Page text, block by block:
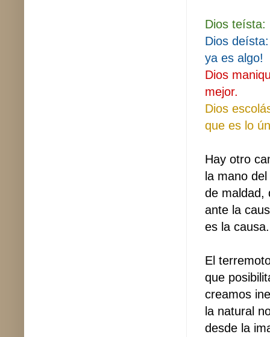
Dios teísta:
Dios
ya es algo!
Dios
mejor.
Dios
que es lo
Hay otro
la mano
de maldad,
ante la
es la causa.
El
que
creamos
la natural
desde la